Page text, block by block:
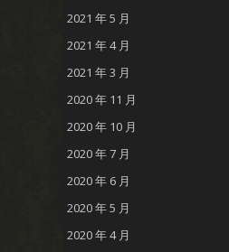
2021 年 5 月
2021 年 4 月
2021 年 3 月
2020 年 11 月
2020 年 10 月
2020 年 7 月
2020 年 6 月
2020 年 5 月
2020 年 4 月